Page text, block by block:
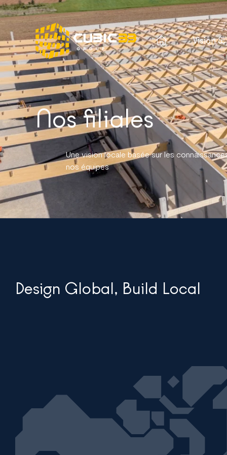
Vision &
Nos filiales
Une vision locale basée sur les
nos équipes
Design Global, Build Local
Cubic